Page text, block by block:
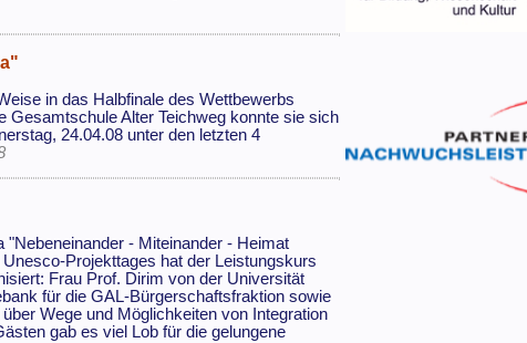
in das Halbfinale des Wettbewerbs
Gesamtschule Alter Teichweg konnte sie sich
24.04.08 unter den letzten 4
- Miteinander - Heimat
Projekttages hat der Leistungskurs
Frau Prof. Dirim von der Universität
für die GAL-Bürgerschaftsfraktion sowie
Wege und Möglichkeiten von Integration
gab es viel Lob für die gelungene